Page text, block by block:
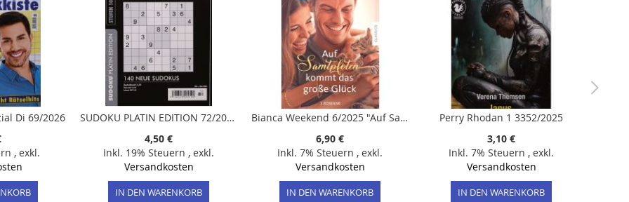
Di 69/2026
, exkl.
SUDOKU PLATIN EDITION 72/2024
4,50 €
Inkl. 19% Steuern , exkl.
Versandkosten
IN DEN WARENKORB
Bianca Weekend 6/2025 "Auf Samtpfoten kommt das große Glück"
6,90 €
Inkl. 7% Steuern , exkl.
Versandkosten
IN DEN WARENKORB
Perry Rhodan 1 3352/2025
3,10 €
Inkl. 7% Steuern , exkl.
Versandkosten
IN DEN WARENKORB